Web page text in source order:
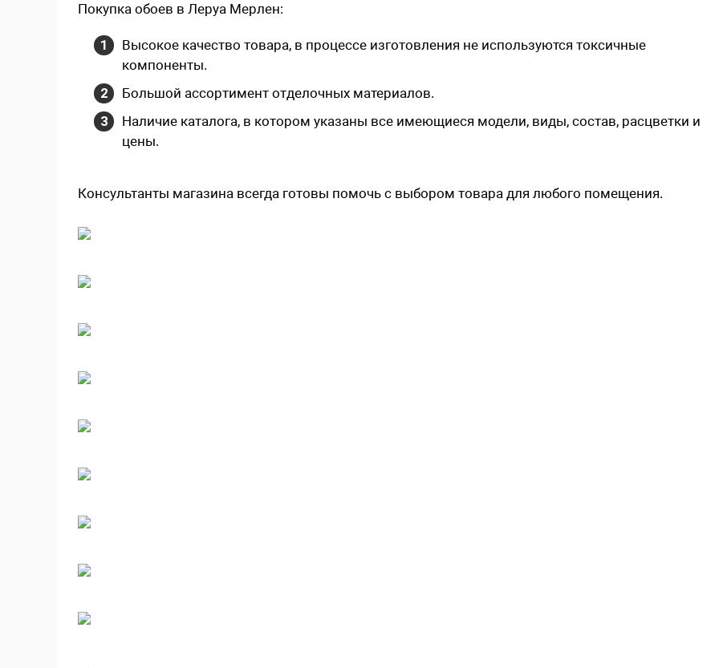
Покупка обоев в Леруа Мерлен:
Высокое качество товара, в процессе изготовления не используются токсичные
компоненты.
Большой ассортимент отделочных материалов.
Наличие каталога, в котором указаны все имеющиеся модели, виды, состав, расцветки и
цены.
Консультанты магазина всегда готовы помочь с выбором товара для любого помещения.